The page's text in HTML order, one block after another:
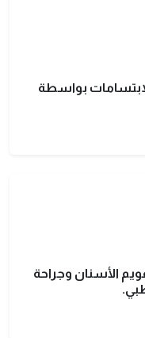
بواسطة
الأسنان وجراحة